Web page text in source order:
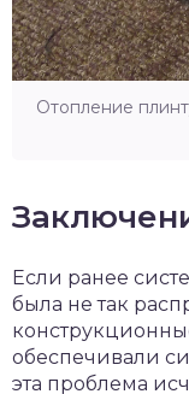
Отопление
Если ранее
была не так
обеспечивали
эта проблема